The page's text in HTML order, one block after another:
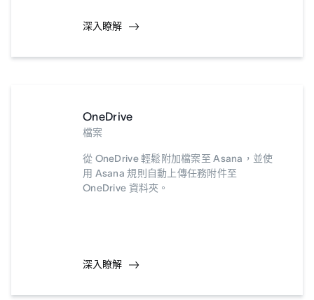
深入瞭解
OneDrive
檔案
從 OneDrive 輕鬆附加檔案至 Asana，並使
用 Asana 規則自動上傳任務附件至
OneDrive 資料夾。
深入瞭解